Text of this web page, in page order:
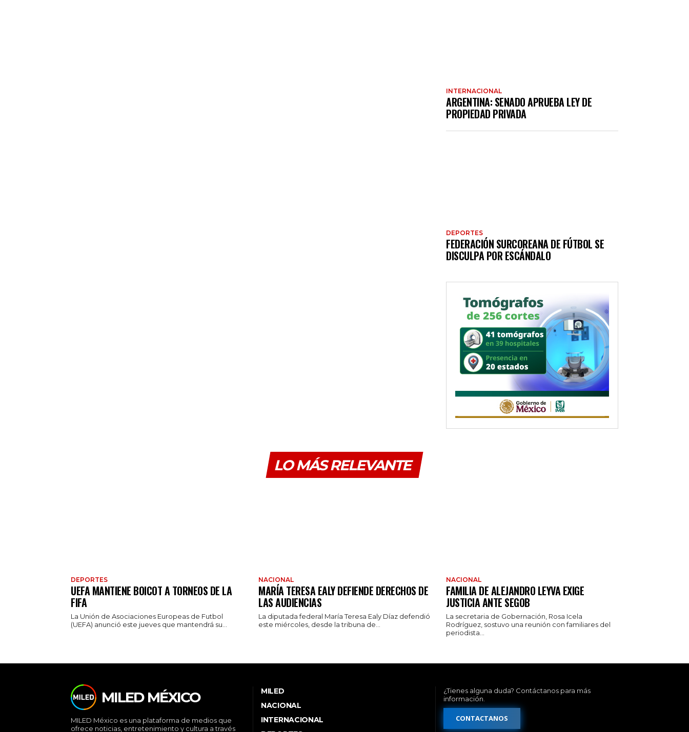
INTERNACIONAL
ARGENTINA: SENADO APRUEBA LEY DE
PROPIEDAD PRIVADA
DEPORTES
FEDERACIÓN SURCOREANA DE FÚTBOL SE
DISCULPA POR ESCÁNDALO
LO MÁS RELEVANTE
DEPORTES
UEFA MANTIENE BOICOT A TORNEOS DE LA
FIFA
La Unión de Asociaciones Europeas de Futbol
(UEFA) anunció este jueves que mantendrá su...
NACIONAL
MARÍA TERESA EALY DEFIENDE DERECHOS DE
LAS AUDIENCIAS
La diputada federal María Teresa Ealy Díaz defendió
este miércoles, desde la tribuna de...
NACIONAL
FAMILIA DE ALEJANDRO LEYVA EXIGE
JUSTICIA ANTE SEGOB
La secretaria de Gobernación, Rosa Icela
Rodríguez, sostuvo una reunión con familiares del
periodista...
MILED MÉXICO
MILED México es una plataforma de medios que
ofrece noticias, entretenimiento y cultura a través
MILED
NACIONAL
INTERNACIONAL
¿Tienes alguna duda? Contáctanos para más
información.
CONTACTANOS